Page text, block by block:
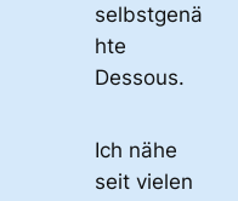
selbstgenä
hte
Dessous.
Ich nähe
seit vielen